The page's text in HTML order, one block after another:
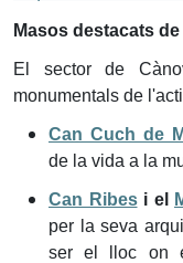
Masos destacats
El sector de
monumentals de
Can Cuch de
de la vida a la
Can Ribesi el
per la seva
ser el lloc on